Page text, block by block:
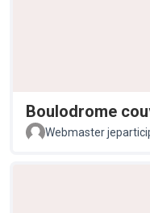
Boulodrome
Webmaster